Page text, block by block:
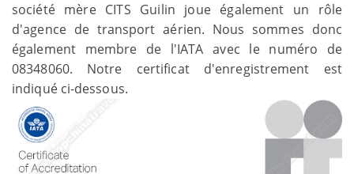
société mère CITS Guilin joue également un rôle
d'agence de transport aérien. Nous sommes donc
également membre de l'IATA avec le numéro de
08348060. Notre certificat d'enregistrement est
indiqué ci-dessous.